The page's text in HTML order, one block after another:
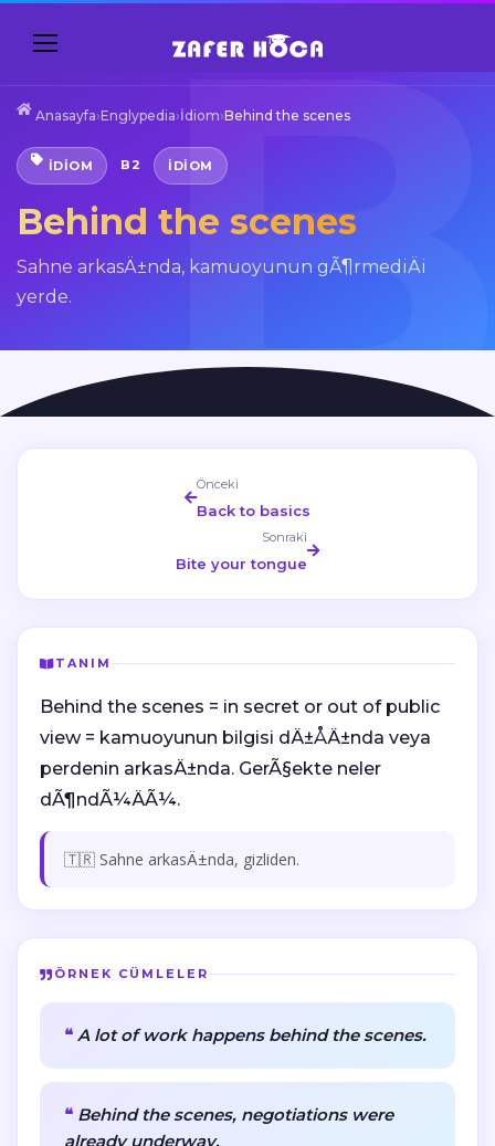
Anasayfa›Englypedia›İdiom›Behind the scenes
İDIOM B2 IDIOM
Behind the scenes
Sahne arkasÄ±nda, kamuoyunun gÃ¶rmediÄi
yerde.
Önceki
Back to basics
Sonraki
Bite your tongue
TANIM
Behind the scenes = in secret or out of public
view = kamuoyunun bilgisi dÄ±ÅÄ±nda veya
perdenin arkasÄ±nda. GerÃ§ekte neler
dÃ¶ndÃ¼ÄÃ¼.
🇹🇷 Sahne arkasÄ±nda, gizliden.
ÖRNEK CÜMLELER
A lot of work happens behind the scenes.
Behind the scenes, negotiations were
already underway.